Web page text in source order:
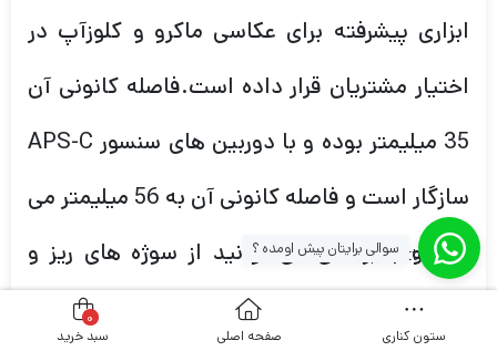
ابزاری پیشرفته برای عکاسی ماکرو و کلوزآپ در
اختیار مشتریان قرار داده است.فاصله کانونی آن
35 میلیمتر بوده و با دوربین های سنسور APS-C
سازگار است و فاصله کانونی آن به 56 میلیمتر می
رسد و به راحتی می توانید از سوژه های ریز و
[whatsapp_buttons] سوالی برایتان پیش اومده ؟
ستون کناری صفحه اصلی
0
سبد خرید